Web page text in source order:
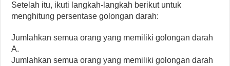
Setelah itu, ikuti langkah-langkah berikut untuk
menghitung persentase golongan darah:
Jumlahkan semua orang yang memiliki golongan darah
A.
Jumlahkan semua orang yang memiliki golongan darah